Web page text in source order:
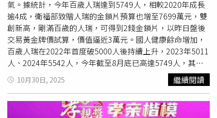
公會的運作，也有一群早已經沒有在持續執業的、類停業的
前輩，每天置身「搞公會」，散佈批判公會言論並製造偏執
對立，嘴巴上都說為年輕建築師謀福利，事實上根本不懂年
輕建築師的實際需要。他認為，公會服務要貼近會員需求，
必須交給一群有熱情、有在執行業務的會員去運作，也需要
不時納入新血、世代交替，這樣產業才能跟政府、業界保持
互動和活力。40歲代表建築師劉獻文也感嘆，現在建照量剩
以前的1/3，年輕建築師又越來越多，他所期待的公會是能
讓執業環境更好，提升建築師業務廣度，精進建築師的專
業。但現況是很殘酷的，不只台北市，每個地方公會都有這
歡」的情緒。小Call的婆婆經歷了這次大吵、親戚的勸說，
加上對自身年紀的認知，或許已經產生了願意改變的契
機。」黃越綏老師建議Call，現在最重要的是彌補與和解。
她建議小Call回家對婆婆說：「我捨不得您這麼累，我又笨
手笨腳幫不上忙，希望您能原諒我。」同時給婆婆一個溫暖
的擁抱，化解彼此心中的不悅。
氣。據統計，今年百歲人瑞達到5749人，相較2020年成長
逾4成，衛福部致贈人瑞的金鎖片預算也增至7699萬元，雙
創新高，剛滿百歲的人瑞，可得到2錢金鎖片，以昨日盤後
交易黃金牌價試算，價值逼近3萬元。國人健康餘命增加，
百歲人瑞在2022年首度破5000人後持續上升，2023年5011
人、2024年5542人，今年截至8月底已高達5749人，其中
男性有2337人、女性為3412人約占6成。最高齡人瑞為北市
122歲女性，男性最高齡則是新北的115歲長輩。國內最長
壽年齡自2023年起，每年增加1歲，不過去年女性最高齡為
119歲，今年拉高到122歲。社家署代理署長周道君說明，
10月30日, 2025 繼續閱讀